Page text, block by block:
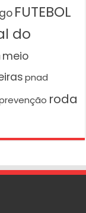
FUTEBOL
do
meio
pnad
roda